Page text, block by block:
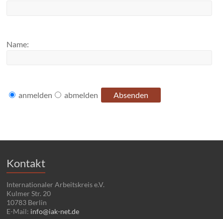
Name:
anmelden abmelden
Kontakt
Internationaler Arbeitskreis e.V.
Kulmer Str. 20
10783 Berlin
E-Mail: info@iak-net.de